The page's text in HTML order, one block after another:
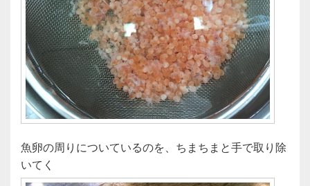
魚卵の周りについているのを、ちまちまと手で取り除
いてく